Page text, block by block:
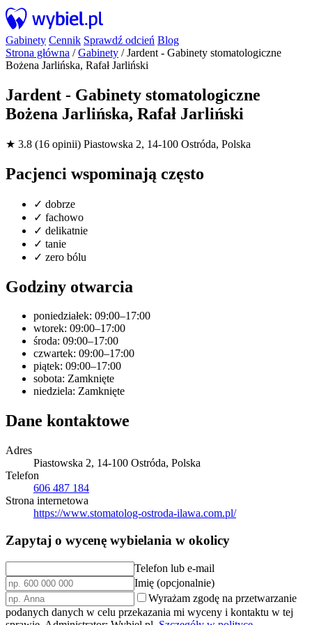
Gabinety Cennik Sprawdź odcień Blog
Strona główna /Gabinety /Jardent - Gabinety stomatologiczne
Bożena Jarlińska, Rafał Jarliński
Jardent - Gabinety stomatologiczne
Bożena Jarlińska, Rafał Jarliński
★ 3.8 (16 opinii) Piastowska 2, 14-100 Ostróda, Polska
Pacjenci wspominają często
✓ dobrze
✓ fachowo
✓ delikatnie
✓ tanie
✓ zero bólu
Godziny otwarcia
poniedziałek: 09:00–17:00
wtorek: 09:00–17:00
środa: 09:00–17:00
czwartek: 09:00–17:00
piątek: 09:00–17:00
sobota: Zamknięte
niedziela: Zamknięte
Dane kontaktowe
Adres
Piastowska 2, 14-100 Ostróda, Polska
Telefon
606 487 184
Strona internetowa
https://www.stomatolog-ostroda-ilawa.com.pl/
Zapytaj o wycenę wybielania w okolicy
Telefon lub e-mail
Imię (opcjonalnie)
Wyrażam zgodę na przetwarzanie
podanych danych w celu przekazania mi wyceny i kontaktu w tej